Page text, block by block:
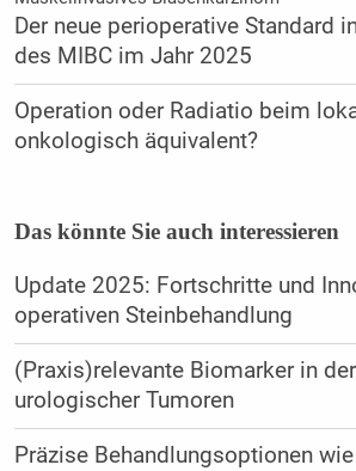
Der neue perioperative Standard
des MIBC im Jahr 2025
Operation oder Radiatio beim
onkologisch äquivalent?
Das könnte Sie auch interessieren
Update 2025: Fortschritte und
operativen Steinbehandlung
(Praxis)relevante Biomarker in
urologischer Tumoren
Präzise Behandlungsoptionen